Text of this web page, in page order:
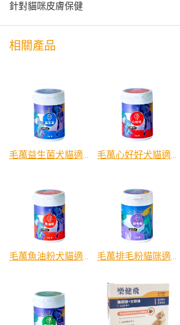
針對貓咪皮膚保健
相關產品
毛萬益生菌犬貓適用 毛萬心好好犬貓適用
毛萬魚油粉犬貓適用 毛萬排毛粉貓咪適用